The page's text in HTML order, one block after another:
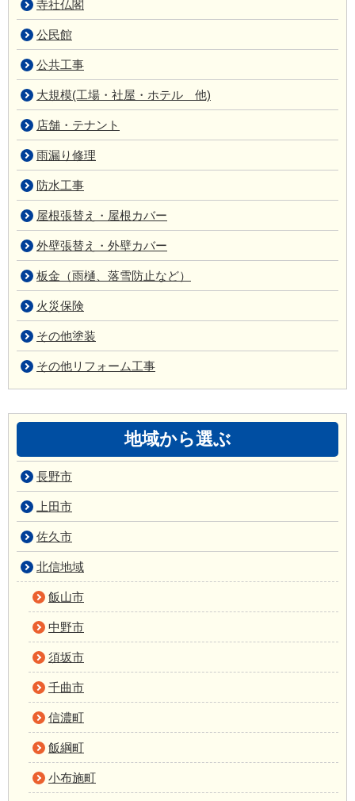
寺社仏閣
公民館
公共工事
大規模(工場・社屋・ホテル 他)
店舗・テナント
雨漏り修理
防水工事
屋根張替え・屋根カバー
外壁張替え・外壁カバー
板金（雨樋、落雪防止など）
火災保険
その他塗装
その他リフォーム工事
地域から選ぶ
長野市
上田市
佐久市
北信地域
飯山市
中野市
須坂市
千曲市
信濃町
飯綱町
小布施町